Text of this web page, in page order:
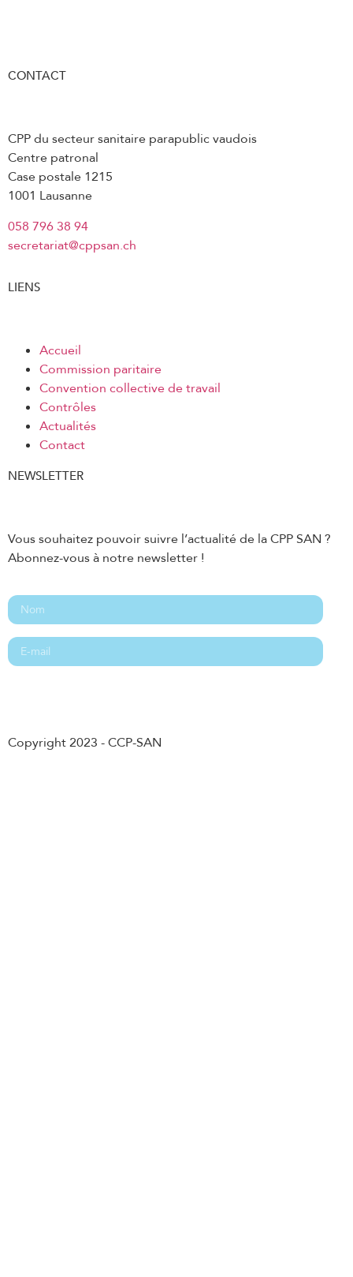
CONTACT
CPP du secteur sanitaire parapublic vaudois
Centre patronal
Case postale 1215
1001 Lausanne
058 796 38 94
secretariat@cppsan.ch
LIENS
Accueil
Commission paritaire
Convention collective de travail
Contrôles
Actualités
Contact
NEWSLETTER
Vous souhaitez pouvoir suivre l’actualité de la CPP SAN ?
Abonnez-vous à notre newsletter !
Copyright 2023 - CCP-SAN